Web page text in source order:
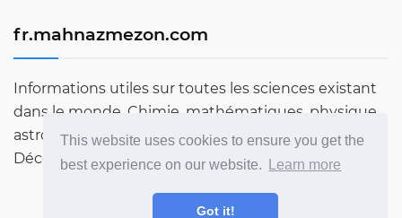
This website uses cookies to ensure you get the
best experience on our website.
Learn more
Got it!
fr.mahnazmezon.com
Informations utiles sur toutes les sciences existant
dans le monde. Chimie, mathématiques, physique,
astronomie, langues, littérature et bien plus encore.
Découvrez le monde à travers notre blog!